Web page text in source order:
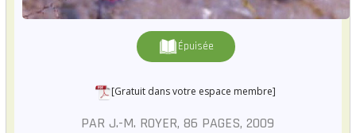
Épuisée
[Gratuit dans votre espace membre]
PAR J.-M. ROYER, 86 PAGES, 2009